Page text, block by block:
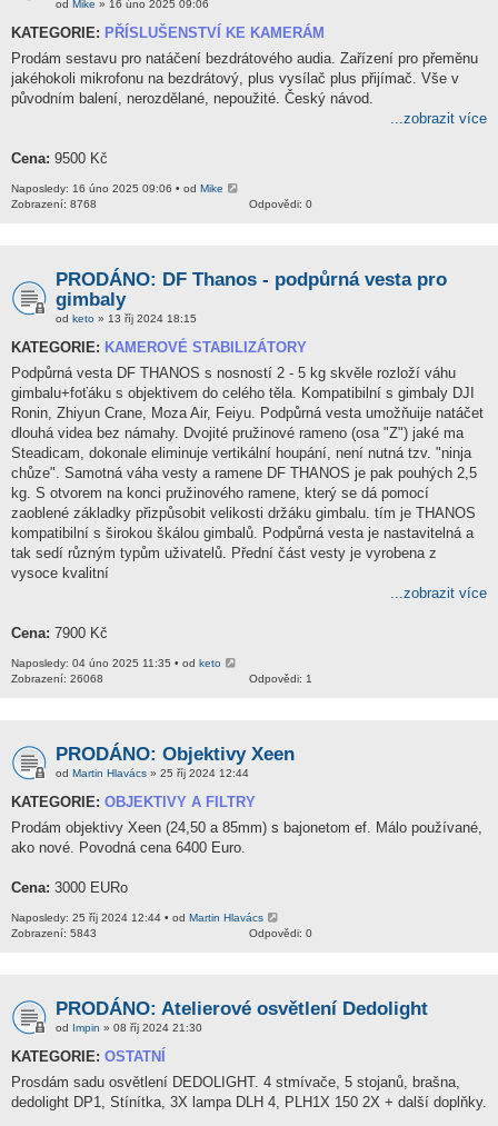
od Mike » 16 úno 2025 09:06
KATEGORIE: PŘÍSLUŠENSTVÍ KE KAMERÁM
Prodám sestavu pro natáčení bezdrátového audia. Zařízení pro přeměnu
jakéhokoli mikrofonu na bezdrátový, plus vysílač plus přijímač. Vše v
původním balení, nerozdělané, nepoužité. Český návod.
...zobrazit více
Cena: 9500 Kč
Naposledy: 16 úno 2025 09:06 • od Mike
Odpovědi: 0
Zobrazení: 8768
PRODÁNO: DF Thanos - podpůrná vesta pro
gimbaly
od keto » 13 říj 2024 18:15
KATEGORIE: KAMEROVÉ STABILIZÁTORY
Podpůrná vesta DF THANOS s nosností 2 - 5 kg skvěle rozloží váhu
gimbalu+foťáku s objektivem do celého těla. Kompatibilní s gimbaly DJI
Ronin, Zhiyun Crane, Moza Air, Feiyu. Podpůrná vesta umožňuije natáčet
dlouhá videa bez námahy. Dvojité pružinové rameno (osa "Z") jaké ma
Steadicam, dokonale eliminuje vertikální houpání, není nutná tzv. "ninja
chůze". Samotná váha vesty a ramene DF THANOS je pak pouhých 2,5
kg. S otvorem na konci pružinového ramene, který se dá pomocí
zaoblené základky přizpůsobit velikosti držáku gimbalu. tím je THANOS
kompatibilní s širokou škálou gimbalů. Podpůrná vesta je nastavitelná a
tak sedí různým typům uživatelů. Přední část vesty je vyrobena z
vysoce kvalitní
...zobrazit více
Cena: 7900 Kč
Naposledy: 04 úno 2025 11:35 • od keto
Odpovědi: 1
Zobrazení: 26068
PRODÁNO: Objektivy Xeen
od Martin Hlavács » 25 říj 2024 12:44
KATEGORIE: OBJEKTIVY A FILTRY
Prodám objektivy Xeen (24,50 a 85mm) s bajonetom ef. Málo používané,
ako nové. Povodná cena 6400 Euro.
Cena: 3000 EURo
Naposledy: 25 říj 2024 12:44 • od Martin Hlavács
Odpovědi: 0
Zobrazení: 5843
PRODÁNO: Atelierové osvětlení Dedolight
od Impin » 08 říj 2024 21:30
KATEGORIE: OSTATNÍ
Prosdám sadu osvětlení DEDOLIGHT. 4 stmívače, 5 stojanů, brašna,
dedolight DP1, Stínítka, 3X lampa DLH 4, PLH1X 150 2X + další doplňky.